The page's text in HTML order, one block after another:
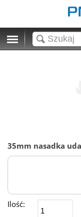
35mm nasadka
Ilość: